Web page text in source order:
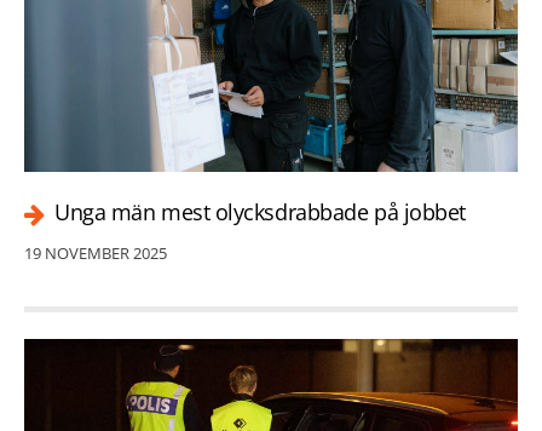
Unga män mest olycksdrabbade på jobbet
19 NOVEMBER 2025